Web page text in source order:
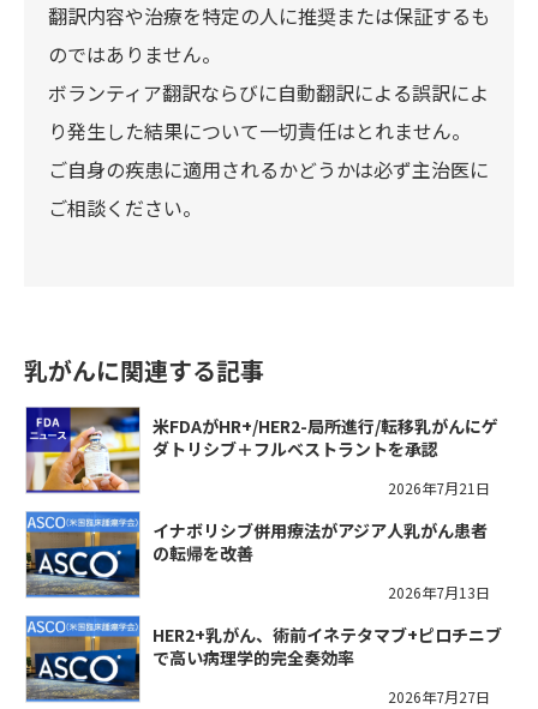
翻訳内容や治療を特定の人に推奨または保証するも
のではありません。
ボランティア翻訳ならびに自動翻訳による誤訳によ
り発生した結果について一切責任はとれません。
ご自身の疾患に適用されるかどうかは必ず主治医に
ご相談ください。
乳がんに関連する記事
米FDAがHR+/HER2-局所進行/転移乳がんにゲ
ダトリシブ＋フルベストラントを承認
2026年7月21日
イナボリシブ併用療法がアジア人乳がん患者
の転帰を改善
2026年7月13日
HER2+乳がん、術前イネテタマブ+ピロチニブ
で高い病理学的完全奏効率
2026年7月27日